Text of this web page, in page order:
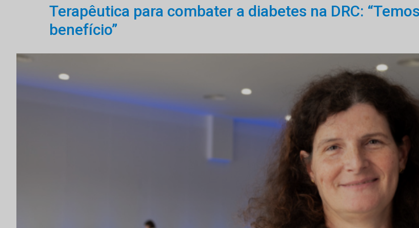
Terapêutica para combater a diabetes na DRC:
benefício”